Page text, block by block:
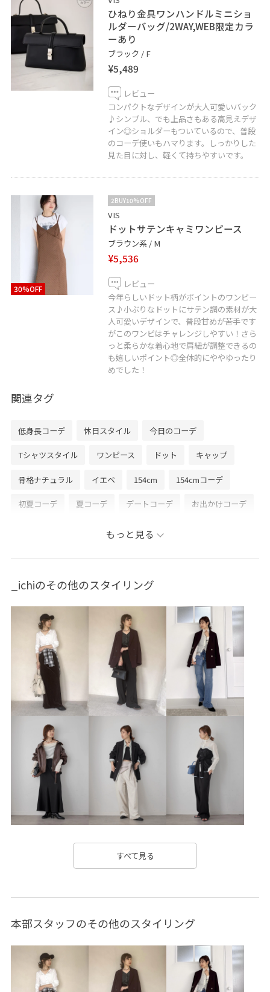
ひねり金具ワンハンドルミニショ
ルダーバッグ/2WAY,WEB限定カラ
ーあり
ブラック / F
¥5,489
レビュー
コンパクトなデザインが大人可愛いバック
♪シンプル、でも上品さもある高見えデザ
イン◎ショルダーもついているので、普段
のコーデ使いもハマります。しっかりした
見た目に対し、軽くて持ちやすいです。
30%OFF
2BUY10%OFF
VIS
ドットサテンキャミワンピース
ブラウン系 / M
¥5,536
レビュー
今年らしいドット柄がポイントのワンピー
ス♪小ぶりなドットにサテン調の素材が大
人可愛いデザインで、普段甘めが苦手です
がこのワンピはチャレンジしやすい！さら
っと柔らかな着心地で肩紐が調整できるの
も嬉しいポイント◎全体的にややゆったり
めでした！
関連タグ
低身長コーデ 休日スタイル 今日のコーデ
Tシャツスタイル ワンピース ドット キャップ
骨格ナチュラル イエベ 154cm 154cmコーデ
初夏コーデ 夏コーデ デートコーデ お出かけコーデ
アウトドアコーデ
カジュアルコーデ ヘルシーコーデ
イエベ春 低身長
Tシャツ/カットソー ジャケット/アウター
テーラードジャケット バッグ ショルダーバッグ
シューズ サンダル BVA16040 BVM76200
BVV36100 0318PRESS対象商品
26officecasual 26SSceremony 26_31collaboration
26_summervaluestyle 2WAYで使える
BVX44070_BVX36070 hellokitty_vis Ssize_akisuda
Tシャツ VIS_26SS vis_26ssbag
vis_26ss_summergoods vis_26ss_summertops
VIS_ceremony_2026 vis_okazakisae_june
vis_okazakisae_may vis_shikanoma VIS_smallsize
WEB限定 Web限定カラー Wpickup_items
Wshoes_pickup おしりが隠れる お手入れしやすい
お気に入りアイテム_pickup きちんと感 きれいめ
もっと見る
_ichiのその他のスタイリング
すべて見る
本部スタッフのその他のスタイリング